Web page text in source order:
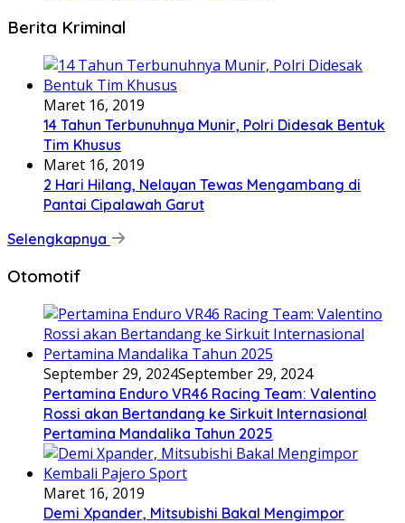
Berita Kriminal
Maret 16, 2019
14 Tahun Terbunuhnya Munir, Polri Didesak Bentuk
Tim Khusus
Maret 16, 2019
2 Hari Hilang, Nelayan Tewas Mengambang di
Pantai Cipalawah Garut
Selengkapnya
Otomotif
September 29, 2024September 29, 2024
Pertamina Enduro VR46 Racing Team: Valentino
Rossi akan Bertandang ke Sirkuit Internasional
Pertamina Mandalika Tahun 2025
Maret 16, 2019
Demi Xpander, Mitsubishi Bakal Mengimpor